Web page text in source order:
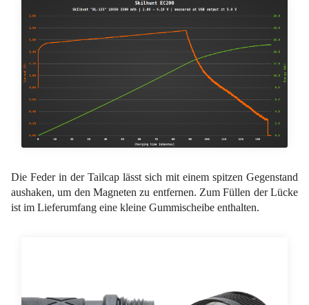
Die Feder in der Tailcap lässt sich mit einem spitzen Gegenstand
aushaken, um den Magneten zu entfernen. Zum Füllen der Lücke
ist im Lieferumfang eine kleine Gummischeibe enthalten.